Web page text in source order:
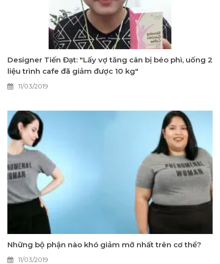
Designer Tiến Đạt: "Lấy vợ tăng cân bị béo phì, uống 2
liệu trình cafe đã giảm được 10 kg"
11/03/2019
Những bộ phận nào khó giảm mỡ nhất trên cơ thể?
11/03/2019